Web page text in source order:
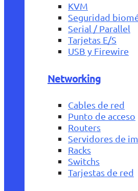
KVM
Seguridad
Serial / Parallel
Tarjetas E/S
USB y Firewire
Networking
Cables de red
Punto de acceso
Routers
Servidores de
Racks
Switchs
Tarjestas de red